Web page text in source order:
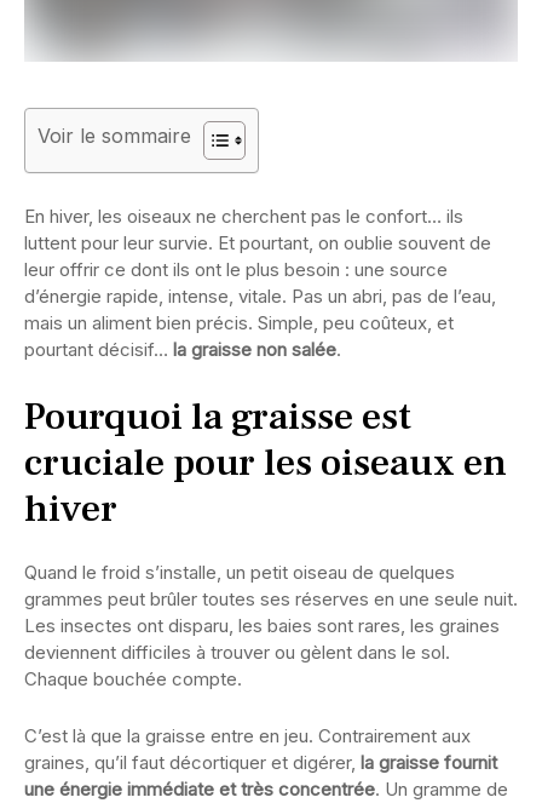
Voir le sommaire
En hiver, les oiseaux ne cherchent pas le confort… ils
luttent pour leur survie. Et pourtant, on oublie souvent de
leur offrir ce dont ils ont le plus besoin : une source
d’énergie rapide, intense, vitale. Pas un abri, pas de l’eau,
mais un aliment bien précis. Simple, peu coûteux, et
pourtant décisif… la graisse non salée.
Pourquoi la graisse est
cruciale pour les oiseaux en
hiver
Quand le froid s’installe, un petit oiseau de quelques
grammes peut brûler toutes ses réserves en une seule nuit.
Les insectes ont disparu, les baies sont rares, les graines
deviennent difficiles à trouver ou gèlent dans le sol.
Chaque bouchée compte.
C’est là que la graisse entre en jeu. Contrairement aux
graines, qu’il faut décortiquer et digérer, la graisse fournit
une énergie immédiate et très concentrée. Un gramme de